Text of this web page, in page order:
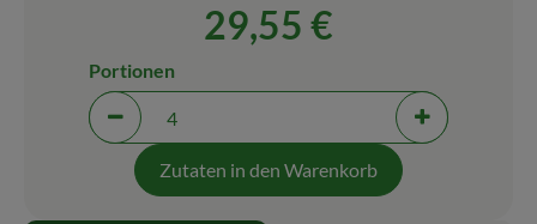
29,55 €
Portionen verringern (aktuell 4 Portionen
Portionen
Portionen
Zutaten in den Warenkorb